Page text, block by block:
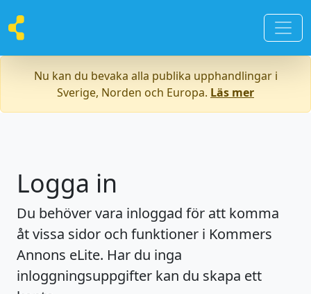
Nu kan du bevaka alla publika upphandlingar i
Sverige, Norden och Europa. Läs mer
Logga in
Du behöver vara inloggad för att komma
åt vissa sidor och funktioner i Kommers
Annons eLite. Har du inga
inloggningsuppgifter kan du skapa ett